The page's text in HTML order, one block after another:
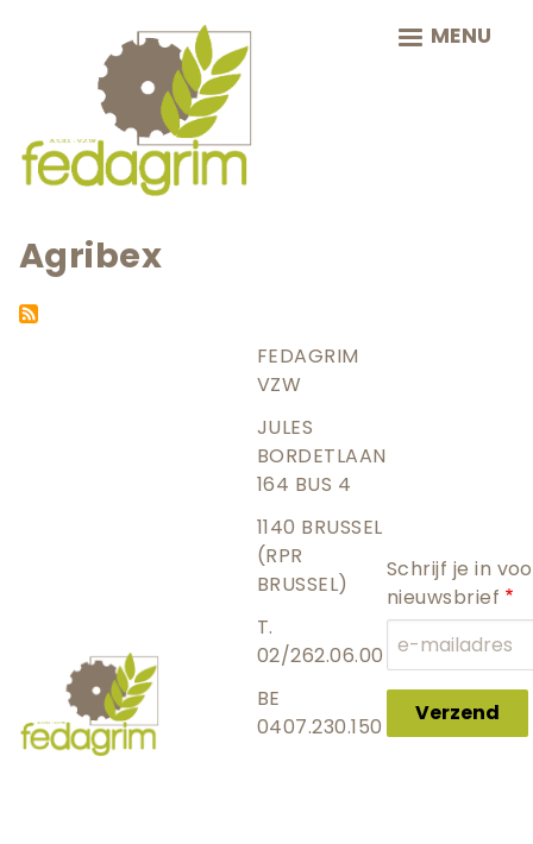
navigation
MENU
Agribex
FEDAGRIM
VZW
JULES
BORDETLAAN
164 BUS 4
1140 BRUSSEL
(RPR
BRUSSEL)
T.
02/262.06.00
BE
0407.230.150
Schrijf je in
nieuwsbrief
Verzend